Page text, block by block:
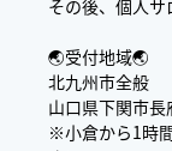
その後、個人サ
🌏受付地域🌏
北九州市全般
山口県下関市長
※小倉から1時